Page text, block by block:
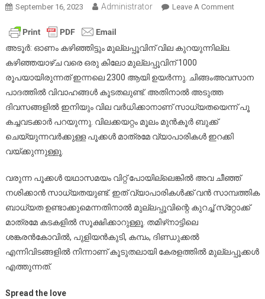
September 16, 2023 Administrator Leave A CommentOn
വില
2300
അടൂര്‍: ഓണം കഴിഞ്ഞിട്ടും മുല്ലപ്പൂവിന് വില കുറയുന്നില്ല.
കഴിഞ്ഞയാഴ്ച വരെ ഒരു കിലോ മുല്ലപ്പൂവിന് 1000
രൂപയായിരുന്നത് ഇന്നലെ 2300 ആയി ഉയര്‍ന്നു. ചിങ്ങംഅവസാന
പാദത്തില്‍ വിവാഹങ്ങള്‍ കൂടതലുണ്ട്. അതിനാല്‍ അടുത്ത
ദിവസങ്ങളില്‍ ഇനിയും വില വര്‍ധിക്കാനാണ് സാധ്യതയെന്ന് പൂ
കച്ചവടക്കാര്‍ പറയുന്നു. വിലക്കയറ്റം മൂലം മുന്‍കൂര്‍ ബുക്ക്
ചെയ്യുന്നവര്‍ക്കുള്ള പൂക്കള്‍ മാത്രമേ വ്യാപാരികള്‍ ഇറക്കി
വയ്ക്കുന്നുള്ളൂ.
വരുന്ന പൂക്കള്‍ യഥാസമയം വിറ്റ് പോയില്ലെങ്കില്‍ അവ ചീഞ്ഞ്
നശിക്കാന്‍ സാധ്യതയുണ്ട്. ഇത് വ്യാപാരികള്‍ക്ക് വന്‍ സാമ്പത്തിക
ബാധ്യത ഉണ്ടാക്കുമെന്നതിനാല്‍ മുല്ലപ്പൂവിന്റെ കുറച്ച് സ്‌റ്റോക്ക്
മാത്രമേ കടകളില്‍ സൂക്ഷിക്കാറുള്ളൂ. തമിഴ്‌നാട്ടിലെ
ശങ്കരന്‍കോവില്‍, പുളിയന്‍കുടി, കമ്പം, ദിണ്ഡുക്കല്‍
എന്നിവിടങ്ങളില്‍ നിന്നാണ് കൂടുതലായി കേരളത്തില്‍ മുല്ലപ്പൂക്കള്‍
എത്തുന്നത്.
Spread the love